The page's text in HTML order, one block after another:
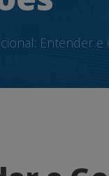
Entender e